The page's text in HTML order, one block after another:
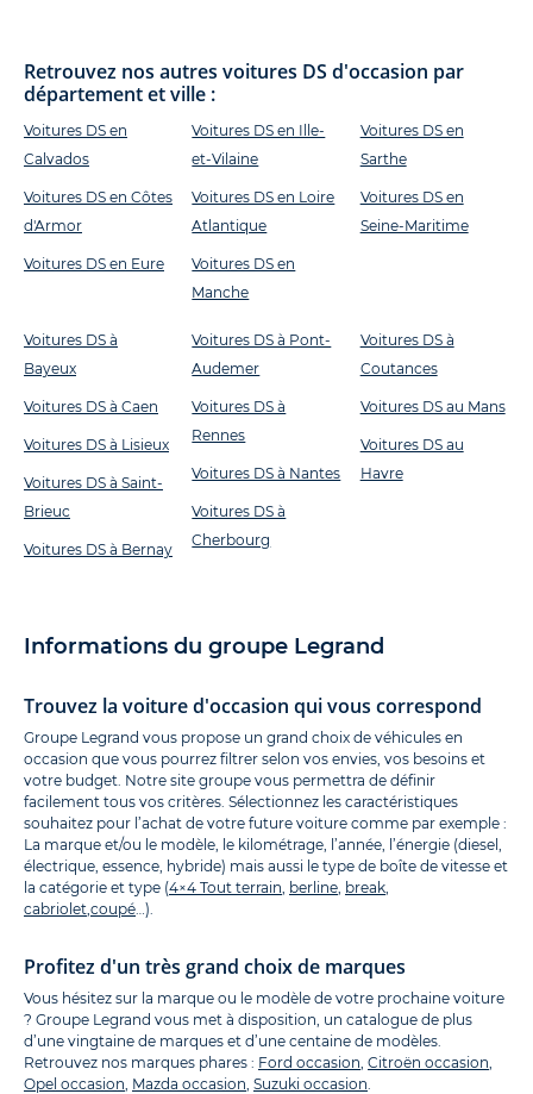
Retrouvez nos autres voitures DS d'occasion par
département et ville :
Voitures DS en
Calvados
Voitures DS en Côtes
d'Armor
Voitures DS en Eure
Voitures DS en Ille-
et-Vilaine
Voitures DS en Loire
Atlantique
Voitures DS en
Manche
Voitures DS en
Sarthe
Voitures DS en
Seine-Maritime
Voitures DS à
Bayeux
Voitures DS à Caen
Voitures DS à Lisieux
Voitures DS à Saint-
Brieuc
Voitures DS à Bernay
Voitures DS à Pont-
Audemer
Voitures DS à
Rennes
Voitures DS à Nantes
Voitures DS à
Cherbourg
Voitures DS à
Coutances
Voitures DS au Mans
Voitures DS au
Havre
Informations du groupe Legrand
Trouvez la voiture d'occasion qui vous correspond
Groupe Legrand vous propose un grand choix de véhicules en
occasion que vous pourrez filtrer selon vos envies, vos besoins et
votre budget. Notre site groupe vous permettra de définir
facilement tous vos critères. Sélectionnez les caractéristiques
souhaitez pour l’achat de votre future voiture comme par exemple :
La marque et/ou le modèle, le kilométrage, l’année, l’énergie (diesel,
électrique, essence, hybride) mais aussi le type de boîte de vitesse et
la catégorie et type (4×4 Tout terrain berline break
cabriolet coupé …).
Profitez d'un très grand choix de marques
Vous hésitez sur la marque ou le modèle de votre prochaine voiture
? Groupe Legrand vous met à disposition, un catalogue de plus
d’une vingtaine de marques et d’une centaine de modèles.
Retrouvez nos marques phares : Ford occasion Citroën occasion
Opel occasion Mazda occasion Suzuki occasion